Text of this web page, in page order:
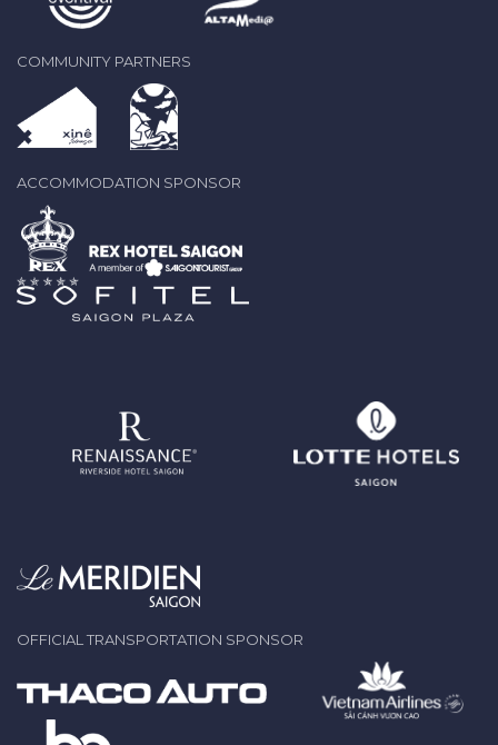
COMMUNITY PARTNERS
ACCOMMODATION SPONSOR
OFFICIAL TRANSPORTATION SPONSOR